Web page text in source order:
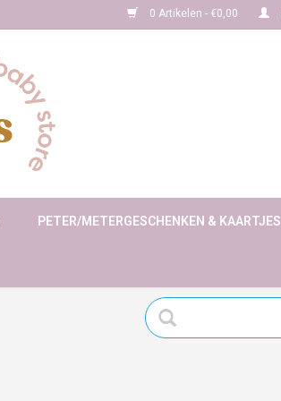
0 Artikelen - €0,00
PETER/METERGESCHENKEN & KAARTJES